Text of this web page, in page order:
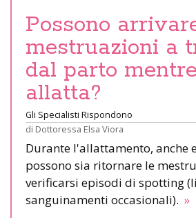
Possono
mestruazioni a
dal parto
allatta?
Gli Specialisti Rispondono
di Dottoressa Elsa Viora
Durante l'allattamento, anche
possono sia ritornare le
verificarsi episodi di spotting
sanguinamenti occasionali). »